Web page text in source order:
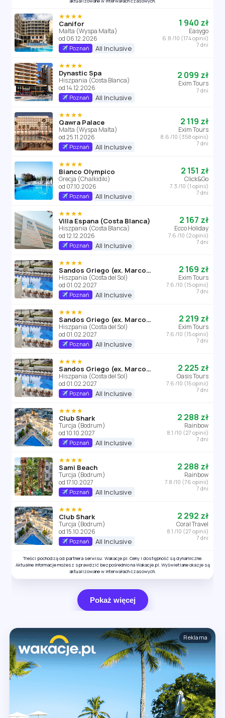
★★★★
Canifor
Malta (Wyspa Malta)
od 06.12.2026
Poznań All Inclusive
1 940 zł
Easygo
6.8 /10 (174 opinii)
7 dni
★★★★
Dynastic Spa
Hiszpania (Costa Blanca)
od 14.12.2026
Poznań All Inclusive
2 099 zł
Exim Tours
7 dni
★★★★
Qawra Palace
Malta (Wyspa Malta)
od 25.11.2026
Poznań All Inclusive
2 119 zł
Exim Tours
8.6 /10 (358 opinii)
7 dni
★★★★
Bianco Olympico
Grecja (Chalkidiki)
od 07.10.2026
Poznań All Inclusive
2 151 zł
Click&Go
7.3 /10 (1 opinii)
7 dni
★★★★
Villa Espana (Costa Blanca)
Hiszpania (Costa Blanca)
od 12.12.2026
Poznań All Inclusive
2 167 zł
Ecco Holiday
7.6 /10 (2 opinii)
7 dni
★★★★
Sandos Griego (ex. Marconfort Griego Mar)
Hiszpania (Costa del Sol)
od 01.02.2027
Poznań All Inclusive
2 169 zł
Exim Tours
7.6 /10 (15 opinii)
7 dni
★★★★
Sandos Griego (ex. Marconfort Griego Mar)
Hiszpania (Costa del Sol)
od 01.02.2027
Poznań All Inclusive
2 219 zł
Exim Tours
7.6 /10 (15 opinii)
7 dni
★★★★
Sandos Griego (ex. Marconfort Griego Mar)
Hiszpania (Costa del Sol)
od 01.02.2027
Poznań All Inclusive
2 225 zł
Oasis Tours
7.6 /10 (15 opinii)
7 dni
★★★★
Club Shark
Turcja (Bodrum)
od 10.10.2027
Poznań All Inclusive
2 288 zł
Rainbow
8.1 /10 (27 opinii)
7 dni
★★★★
Sami Beach
Turcja (Bodrum)
od 17.10.2027
Poznań All Inclusive
2 288 zł
Rainbow
7.8 /10 (76 opinii)
7 dni
★★★★
Club Shark
Turcja (Bodrum)
od 15.10.2026
Poznań All Inclusive
2 292 zł
Coral Travel
8.1 /10 (27 opinii)
7 dni
Treści pochodzą od partnera serwisu: Wakacje.pl. Ceny i dostępność są dynamiczne.
Aktualne informacje możesz sprawdzić bezpośrednio na Wakacje.pl. Wyświetlane okazje są
aktualizowane w interwałach czasowych.
Pokaż więcej
Reklama